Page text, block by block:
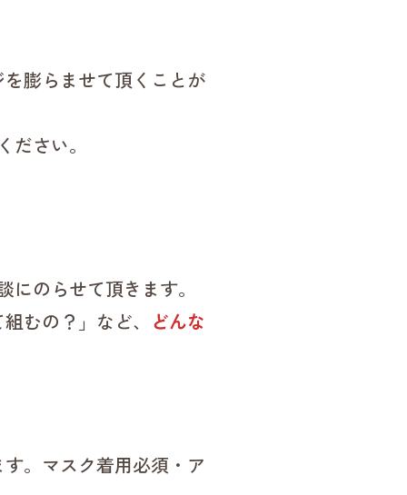
膨らませて頂くことが
さい。
のらせて頂きます。
むの？」など、 どんな
。マスク着用必須・ア